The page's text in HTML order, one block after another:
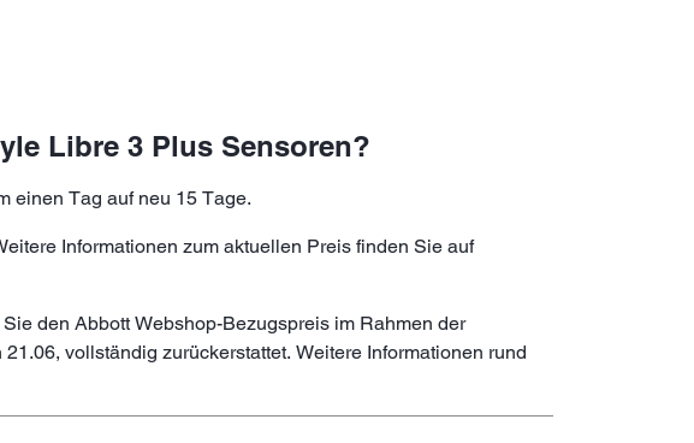
Libre 3 Plus Sensoren?
einen Tag auf neu 15 Tage.
Informationen zum aktuellen Preis finden Sie auf
den Abbott Webshop-Bezugspreis im Rahmen der
vollständig zurückerstattet. Weitere Informationen rund